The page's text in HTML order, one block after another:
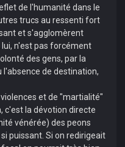
de l'humanité dans le
trucs au ressenti fort
et s'agglomèrent
n'est pas forcément
des gens, par la
de destination,
et de "martialité"
c'est la dévotion directe
vénérée) des peons
puissant. Si on redirigeait